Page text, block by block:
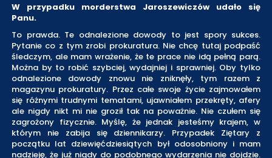
W przypadku morderstwa Jaroszewiczów udało się
Panu.
To prawda. Te odnalezione dowody to jest spory sukces.
Pytanie co z tym zrobi prokuratura. Nie chcę tutaj podpaść
śledczym, ale mam wrażenie, że te prace nie idą pełną parą.
Można by to robić szybciej, wydajniej i sprawniej. Oby tylko
odnalezione dowody znowu nie zniknęły, tym razem z
magazynu prokuratury. Przez całe swoje życie zajmowałem
się różnymi trudnymi tematami, ujawniałem przekręty, afery
ale nigdy nikt mi nie groził tak na poważnie. Nie czułem się
zagrożony fizycznie. Myślę, że jednak jesteśmy krajem, w
którym nie zabija się dziennikarzy. Przypadek Ziętary z
początku lat dziewięćdziesiątych był odosobniony i mam
nadzieję, że już nigdy do podobnego wydarzenia nie dojdzie.